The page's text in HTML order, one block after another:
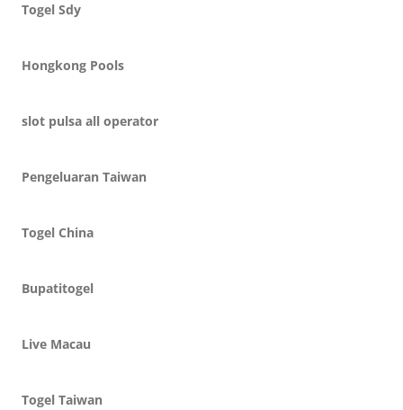
Togel Sdy
Hongkong Pools
slot pulsa all operator
Pengeluaran Taiwan
Togel China
Bupatitogel
Live Macau
Togel Taiwan